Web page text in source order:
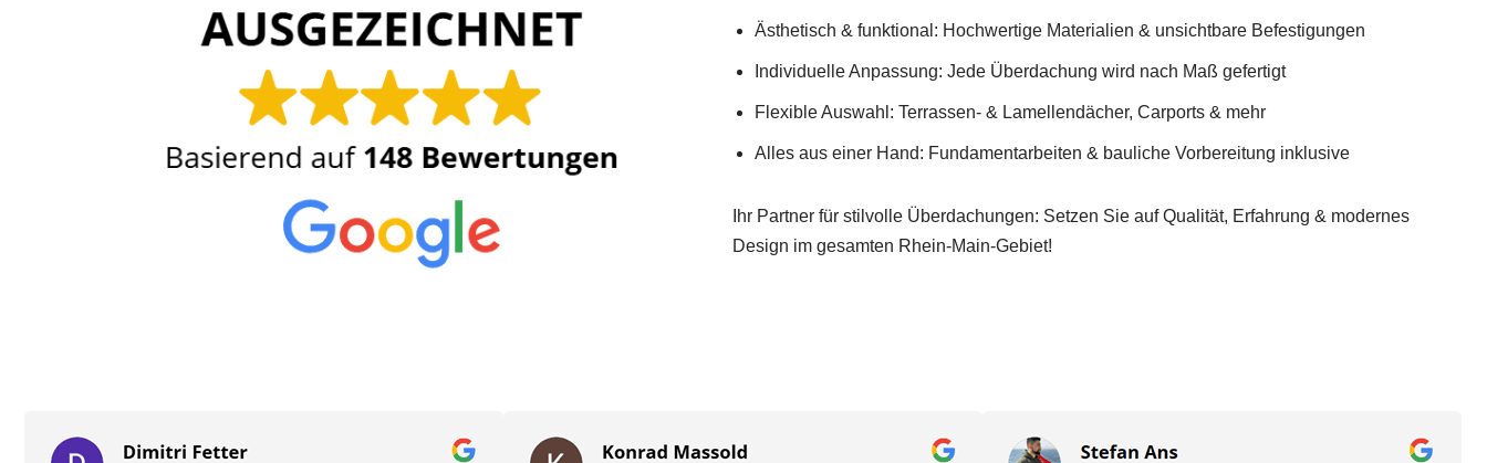
Ästhetisch & funktional: Hochwertige Materialien & unsichtbare Befestigungen
Individuelle Anpassung: Jede Überdachung wird nach Maß gefertigt
Flexible Auswahl: Terrassen- & Lamellendächer, Carports & mehr
Alles aus einer Hand: Fundamentarbeiten & bauliche Vorbereitung inklusive
Ihr Partner für stilvolle Überdachungen: Setzen Sie auf Qualität, Erfahrung & modernes
Design im gesamten Rhein-Main-Gebiet!